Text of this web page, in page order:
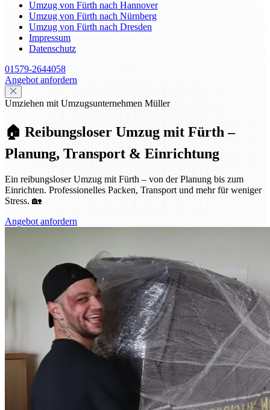
Umzug von Fürth nach Hannover
Umzug von Fürth nach Nürnberg
Umzug von Fürth nach Dresden
Impressum
Datenschutz
01579-2644058
Angebot anfordern
Umziehen mit Umzugsunternehmen Müller
🏠 Reibungsloser Umzug mit Fürth –
Planung, Transport & Einrichtung
Ein reibungsloser Umzug mit Fürth – von der Planung bis zum
Einrichten. Professionelles Packen, Transport und mehr für weniger
Stress. 🏡
Angebot anfordern